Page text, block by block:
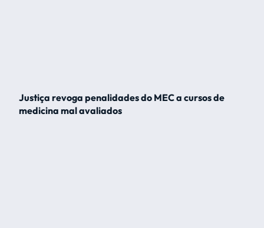
Justiça revoga penalidades do MEC a cursos de
medicina mal avaliados